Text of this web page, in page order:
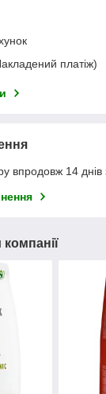
платіж)
впродовж 14 днів
компанії